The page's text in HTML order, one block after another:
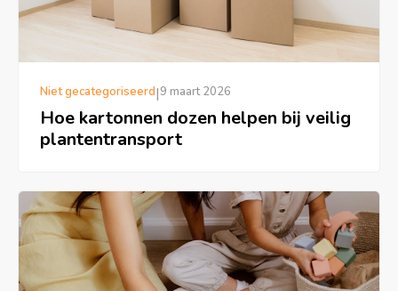
Niet gecategoriseerd|9 maart 2026
Hoe kartonnen dozen helpen bij veilig
plantentransport